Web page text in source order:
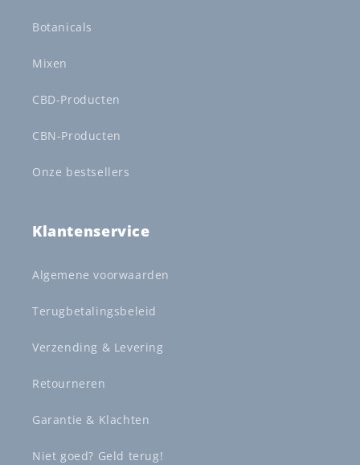
Botanicals
Mixen
CBD-Producten
CBN-Producten
Onze bestsellers
Klantenservice
Algemene voorwaarden
Terugbetalingsbeleid
Verzending & Levering
Retourneren
Garantie & Klachten
Niet goed? Geld terug!